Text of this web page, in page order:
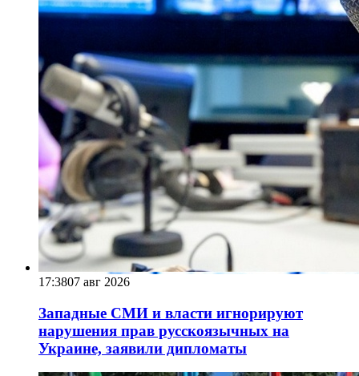
17:3807 авг 2026
Западные СМИ и власти игнорируют
нарушения прав русскоязычных на
Украине, заявили дипломаты